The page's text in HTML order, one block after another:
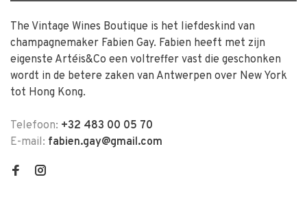
The Vintage Wines Boutique is het liefdeskind van
champagnemaker Fabien Gay. Fabien heeft met zijn
eigenste Artéis&Co een voltreffer vast die geschonken
wordt in de betere zaken van Antwerpen over New York
tot Hong Kong.
Telefoon: +32 483 00 05 70
E-mail: fabien.gay@gmail.com